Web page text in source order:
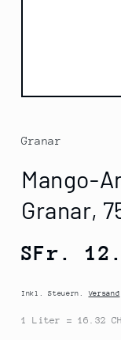
Medien
Modal
öffnen
Granar
Mango-
Granar,
Normaler
SFr.
Inkl. Steuern.Versand
1 Liter = 16.32